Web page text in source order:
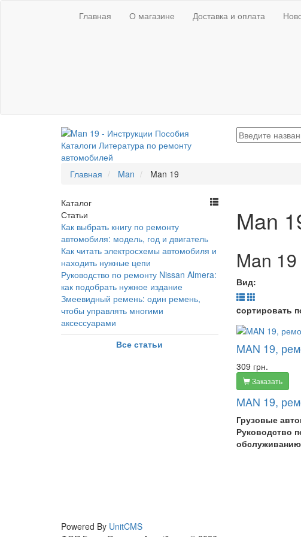
Главная О магазине Доставка и оплата
Главная Man Man 19
Каталог
Статьи
Как выбрать книгу по ремонту
автомобиля: модель, год и двигатель
Как читать электросхемы автомобиля и
находить нужные цепи
Руководство по ремонту Nissan Almera:
как подобрать нужное издание
Змеевидный ремень: один ремень,
чтобы управлять многими
аксессуарами
Все статьи
Man
Man
Вид:
cортировать
MAN 19,
309 грн.
Заказать
MAN 19,
Грузовые
Руководство
Powered By UnitCMS